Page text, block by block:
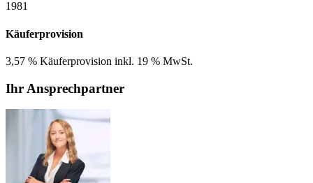
1981
Käuferprovision
3,57 % Käuferprovision inkl. 19 % MwSt.
Ihr Ansprechpartner